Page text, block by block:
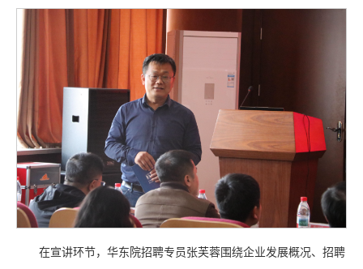
在宣讲环节，华东院招聘专员张芙蓉围绕企业发展概况、招聘